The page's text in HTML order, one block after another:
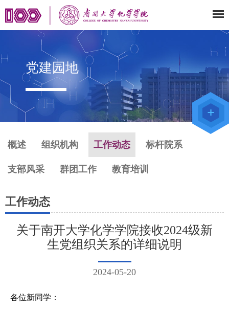
党建园地
概述 组织机构 工作动态 标杆院系
支部风采 群团工作 教育培训
工作动态
关于南开大学化学学院接收2024级新
生党组织关系的详细说明
2024-05-20
各位新同学：